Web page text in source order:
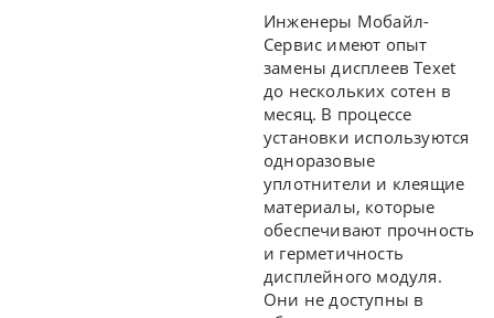
Инженеры Мобайл-
Сервис имеют опыт
замены дисплеев Texet
до нескольких сотен в
месяц. В процессе
установки используются
одноразовые
уплотнители и клеящие
материалы, которые
обеспечивают прочность
и герметичность
дисплейного модуля.
Они не доступны в